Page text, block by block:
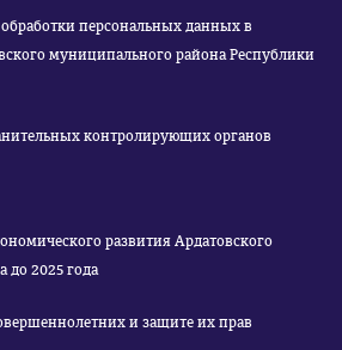
персональных данных в
муниципального района Республики
контролирующих органов
развития Ардатовского
до 2025 года
и защите их прав